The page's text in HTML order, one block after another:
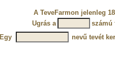
A TeveFarmon jelenleg
Ugrás a
számú
Egy
nevű tevét